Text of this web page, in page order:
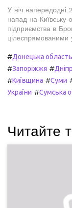
У ніч напередодні
напад на Київську
підприємства в
#Донецька область
#Запоріжжя #
#Київщина #Суми
України #Сумська
Читайте